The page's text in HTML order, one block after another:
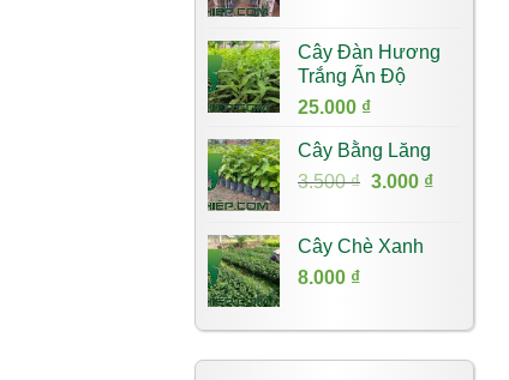
Cây Đàn Hương
Trắng Ấn Độ
25.000 ₫
Cây Bằng Lăng
3.500₫ Giá
3.500 ₫.
3.000 ₫Giá
Cây Chè Xanh
8.000 ₫